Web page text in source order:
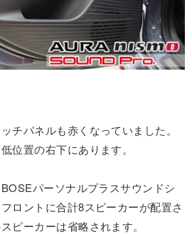
チパネルも赤くなっていました。
位置の右下にあります。
パーソナルプラスサウンドシ
ロントに合計8スピーカーが配置さ
ピーカーは省略されます。